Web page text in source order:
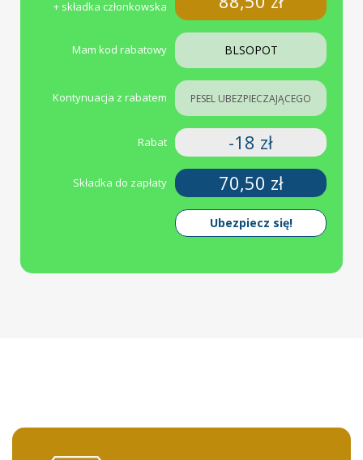
+ składka członkowska
Mam kod rabatowy
Kontynuacja z rabatem
Rabat -18 zł
Składka do zapłaty 70,50 zł
Ubezpiecz się!